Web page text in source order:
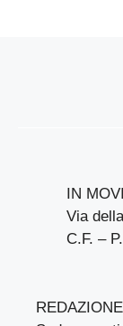
IN
Via
C.F. –
REDAZIONE